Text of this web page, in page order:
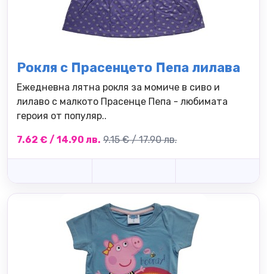
Рокля с Прасенцето Пепа лилава
Ежедневна лятна рокля за момиче в сиво и
лилаво с малкото Прасенце Пепа - любимата
героия от популяр..
7.62 € / 14.90 лв. 9.15 € / 17.90 лв.